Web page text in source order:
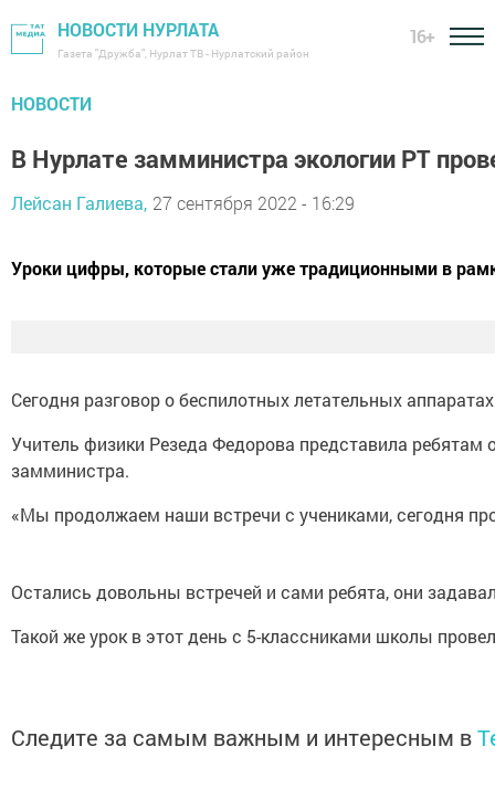
НОВОСТИ НУРЛАТА
Газета "Дружба", Нурлат ТВ - Нурлатский район
16+
НОВОСТИ
В Нурлате замминистра экологии РТ
Лейсан Галиева, 27 сентября 2022 - 16:29
Уроки цифры, которые стали уже традиционными в
Сегодня разговор о беспилотных летательных
Учитель физики Резеда Федорова представила
замминистра.
«Мы продолжаем наши встречи с учениками, сегодня
Остались довольны встречей и сами ребята, они
Такой же урок в этот день с 5-классниками школы
Следите за самым важным и интересным в